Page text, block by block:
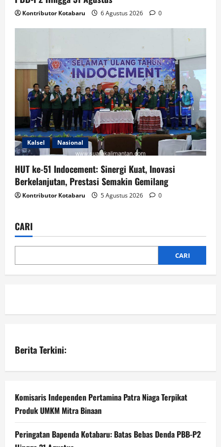
Kontributor Kotabaru 6 Agustus 2026 0
Kalsel Nasional
HUT ke-51 Indocement: Sinergi Kuat, Inovasi
Berkelanjutan, Prestasi Semakin Gemilang
Kontributor Kotabaru 5 Agustus 2026 0
CARI
CARI
Berita Terkini:
Komisaris Independen Pertamina Patra Niaga Terpikat
Produk UMKM Mitra Binaan
Peringatan Bapenda Kotabaru: Batas Bebas Denda PBB-P2